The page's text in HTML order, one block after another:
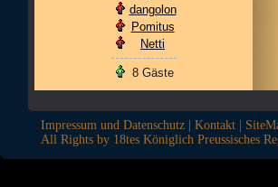
dangolon
Pomitus
Netti
8 Gäste
Impressum und Datenschutz Kontakt
All Rights by 18tes Königlich Preussisches